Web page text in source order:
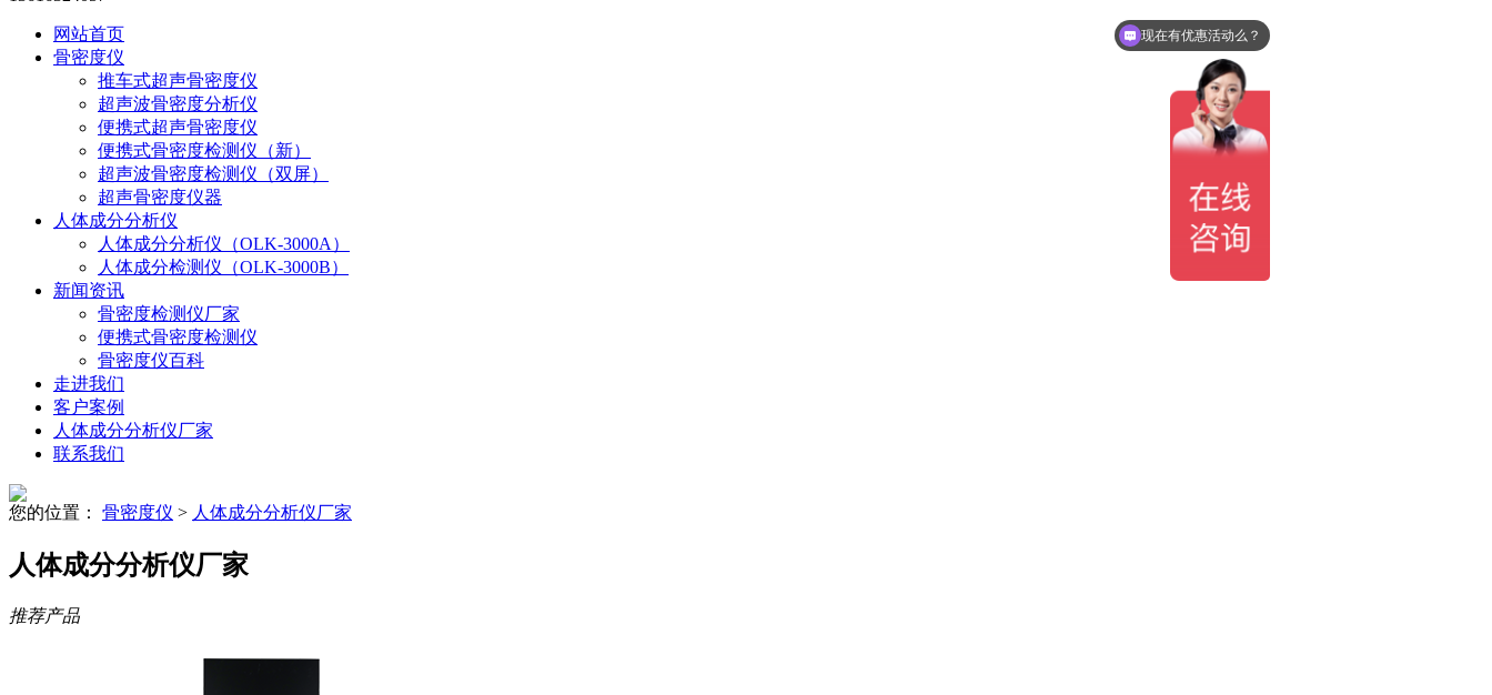
网站首页
骨密度仪
推车式超声骨密度仪
超声波骨密度分析仪
便携式超声骨密度仪
便携式骨密度检测仪（新）
超声波骨密度检测仪（双屏）
超声骨密度仪器
人体成分分析仪
人体成分分析仪（OLK-3000A）
人体成分检测仪（OLK-3000B）
新闻资讯
骨密度检测仪厂家
便携式骨密度检测仪
骨密度仪百科
走进我们
客户案例
人体成分分析仪厂家
联系我们
您的位置： 骨密度仪 > 人体成分分析仪厂家
人体成分分析仪厂家
推荐产品
现在有优惠活动么？